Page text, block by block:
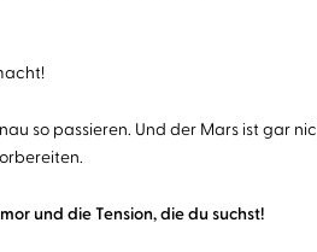
so passieren. Und der Mars ist gar
und die Tension, die du suchst!